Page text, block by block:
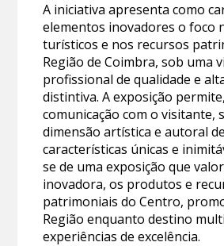
A iniciativa apresenta como
elementos inovadores o foco
turísticos e nos recursos
Região de Coimbra, sob uma
profissional de qualidade e
distintiva. A exposição
comunicação com o visitante,
dimensão artística e autoral de
características únicas e
se de uma exposição que
inovadora, os produtos e
patrimoniais do Centro,
Região enquanto destino
experiências de excelência.